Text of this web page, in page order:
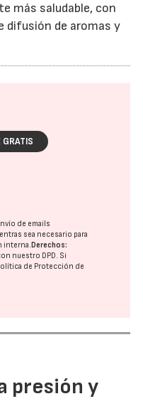
más saludable, con
difusión de aromas y
GRATIS
de emails
sea necesario para
interna.Derechos:
nuestro DPD. Si
de Protección de
presión y